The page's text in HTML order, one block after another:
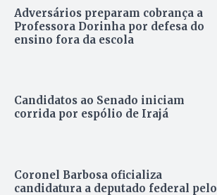
Adversários preparam cobrança a
Professora Dorinha por defesa do
ensino fora da escola
Candidatos ao Senado iniciam
corrida por espólio de Irajá
Coronel Barbosa oficializa
candidatura a deputado federal pelo